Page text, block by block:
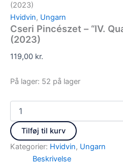
(2023)
Hvidvin, Ungarn
Cseri Pincészet – “IV.
(2023)
119,00 kr.
På lager: 52 på lager
Tilføj til kurv
Kategorier: Hvidvin, Ungarn
Beskrivelse